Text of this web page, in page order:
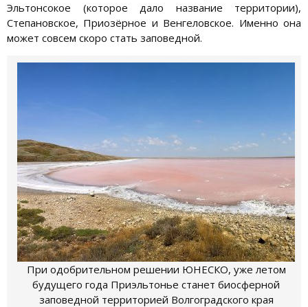
Эльтонсокое (которое дало название территории),
Степановское, Приозёрное и Венгеловское. Именно она
может совсем скоро стать заповедной.
При одобрительном решении ЮНЕСКО, уже летом
будущего года Приэльтонье станет биосферной
заповедной территорией Волгоградского края